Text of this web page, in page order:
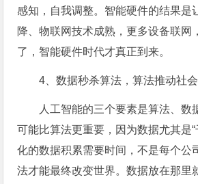
感知，自我调整。智能硬件的结果是
降、物联网技术成熟，更多设备联网
了，智能硬件时代才真正到来。
4、数据秒杀算法，算法推动社
人工智能的三个要素是算法、数
可能比算法更重要，因为数据尤其是
化的数据积累需要时间，不是每个公
法才能最终改变世界。数据放在那里